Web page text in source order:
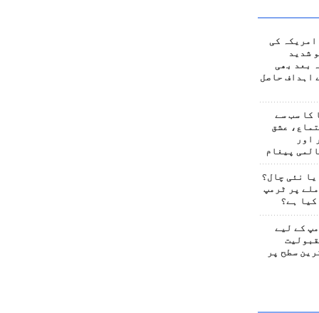
امریکہ کی
شدید
بعد بھی
اہداف حاصل
کا سب سے
عشق
اور
پیغام
نئی چال؟
پر ٹرمپ
کیا ہے؟
کے لیے
سطح پر